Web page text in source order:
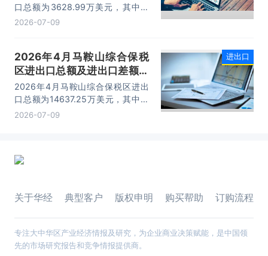
口总额为3628.99万美元，其中：
出口额为1562.95万美元，进口额为
2026-07-09
2026年4月马鞍山综合保税
区进出口总额及进出口差额统
计分析
2026年4月马鞍山综合保税区进出
口总额为14637.25万美元，其中：
出口额为14365.71万美元，进口额
2026-07-09
进出口
关于华经 典型客户 版权申明 购买帮助 订购流程
专注大中华区产业经济情报及研究，为企业商业决策赋能，是中国领
先的市场研究报告和竞争情报提供商。